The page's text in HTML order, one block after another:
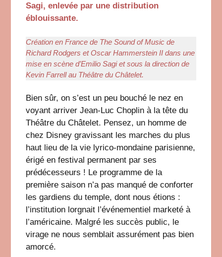
Sagi, enlevée par une distribution
éblouissante.
Création en France de The Sound of Music de
Richard Rodgers et Oscar Hammerstein II dans une
mise en scène d’Emilio Sagi et sous la direction de
Kevin Farrell au Théâtre du Châtelet.
Bien sûr, on s’est un peu bouché le nez en
voyant arriver Jean-Luc Choplin à la tête du
Théâtre du Châtelet. Pensez, un homme de
chez Disney gravissant les marches du plus
haut lieu de la vie lyrico-mondaine parisienne,
érigé en festival permanent par ses
prédécesseurs ! Le programme de la
première saison n’a pas manqué de conforter
les gardiens du temple, dont nous étions :
l’institution lorgnait l’événementiel marketé à
l’américaine. Malgré les succès public, le
virage ne nous semblait assurément pas bien
amorcé.